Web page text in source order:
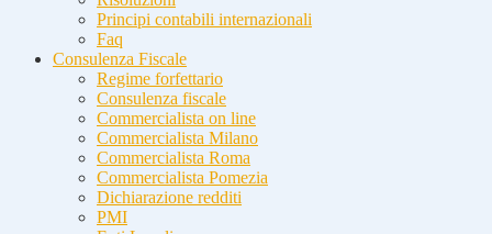
Principi contabili internazionali
Faq
Consulenza Fiscale
Regime forfettario
Consulenza fiscale
Commercialista on line
Commercialista Milano
Commercialista Roma
Commercialista Pomezia
Dichiarazione redditi
PMI